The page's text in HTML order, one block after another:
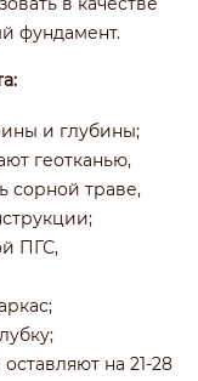
фундамент.
и глубины;
геотканью,
сорной траве,
ПГС,
на 21-28